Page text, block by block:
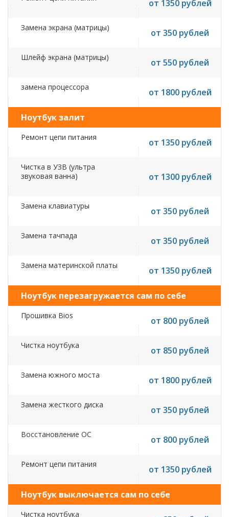
от 1350 рублей
Замена экрана (матрицы) от 350 рублей
Шлейф экрана (матрицы) от 550 рублей
замена процессора от 1800 рублей
Ноутбук залит
Ремонт цепи питания от 1350 рублей
Чистка в УЗВ (ультра
звуковая ванна)
от 1300 рублей
Замена клавиатуры от 350 рублей
Замена тачпада от 350 рублей
Замена материнской платы от 1350 рублей
Ноутбук перезагружается сам по себе
Прошивка Bios от 800 рублей
Чистка ноутбука от 850 рублей
Замена южного моста от 1800 рублей
Замена жесткого диска от 350 рублей
Восстановление ОС от 800 рублей
Ремонт цепи питания от 1350 рублей
Ноутбук выключается сам по себе
Чистка ноутбука